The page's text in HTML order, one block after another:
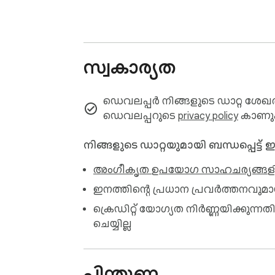
LEGAL
————————————————————
Emoji Keyboard is a trademark of
————————————————————
————————————————————
By installing this product you agree to
————————————————————
സ്വകാര്യത
ഡെവലപ്പർ നിങ്ങളുടെ ഡാറ്റ
ഡെവലപ്പറുടെ privacy policy
നിങ്ങളുടെ ഡാറ്റയുമായി
അംഗീകൃത ഉപയോഗ
ഇനത്തിന്റെ പ്രധാന
ക്രെഡിറ്റ് യോഗ്യത
ചെയ്യില്ല